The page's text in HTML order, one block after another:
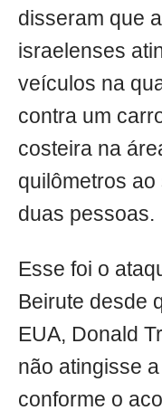
disseram que
israelenses
veículos na
contra um
costeira na
quilômetros
duas pessoas.
Esse foi o
Beirute desde
EUA, Donald
não atingisse
conforme o